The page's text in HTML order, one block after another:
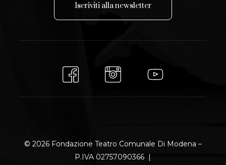
Iscriviti allanewsletter
© 2026 Fondazione Teatro Comunale Di Modena –
P.IVA 02757090366 |